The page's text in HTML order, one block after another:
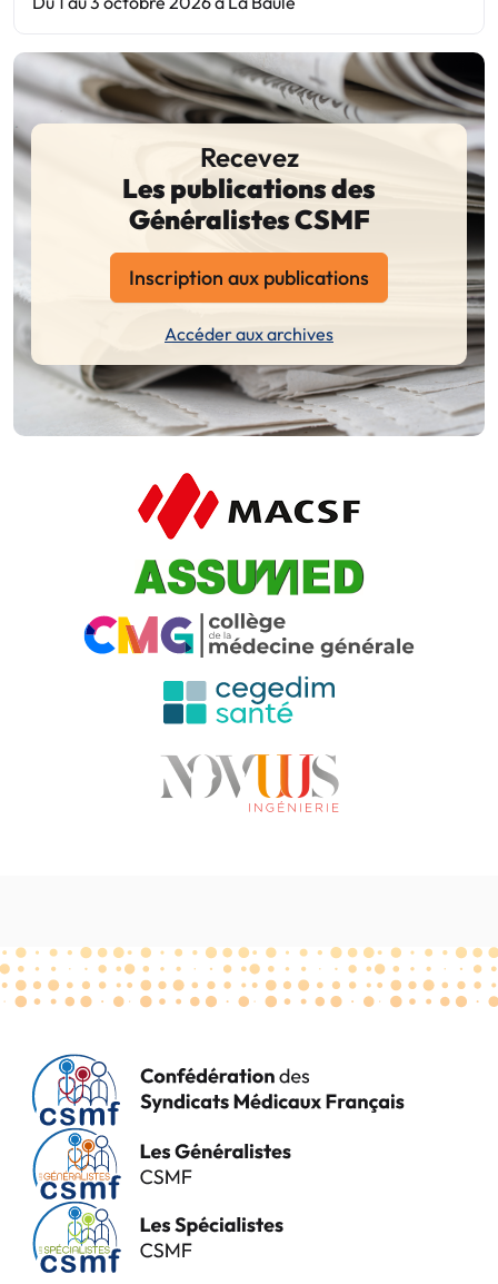
Recevez
Les publications des
Généralistes CSMF
Inscription aux publications
Accéder aux archives